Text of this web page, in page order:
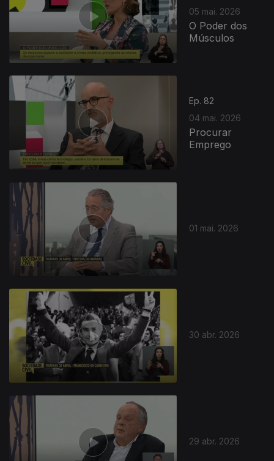
05 mai. 2026
O Poder dos
Músculos
Ep. 82
04 mai. 2026
Procurar
Emprego
01 mai. 2026
30 abr. 2026
29 abr. 2026